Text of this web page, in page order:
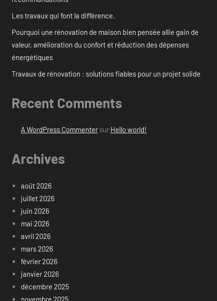
Les travaux qui font la différence.
Pourquoi une rénovation de maison bien pensée allie gain de
valeur, amélioration du confort et réduction des dépenses
énergétiques
Travaux de rénovation : solutions fiables pour un projet solide
Recent Comments
A WordPress Commentersur Hello world!
Archives
août 2026
juillet 2026
juin 2026
mai 2026
avril 2026
mars 2026
février 2026
janvier 2026
décembre 2025
novembre 2025